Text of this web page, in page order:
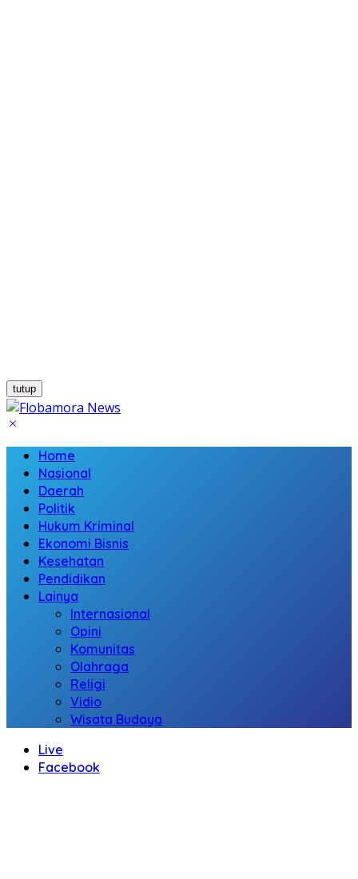
tutup
Home
Nasional
Daerah
Politik
Hukum Kriminal
Ekonomi Bisnis
Kesehatan
Pendidikan
Lainya
Internasional
Opini
Komunitas
Olahraga
Religi
Vidio
Wisata Budaya
Live
Facebook